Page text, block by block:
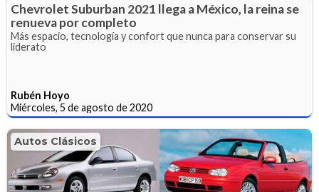
Chevrolet Suburban 2021 llega a México, la reina se
renueva por completo
Más espacio, tecnología y confort que nunca para conservar su
liderato
Rubén Hoyo
Miércoles, 5 de agosto de 2020
Autos Clásicos